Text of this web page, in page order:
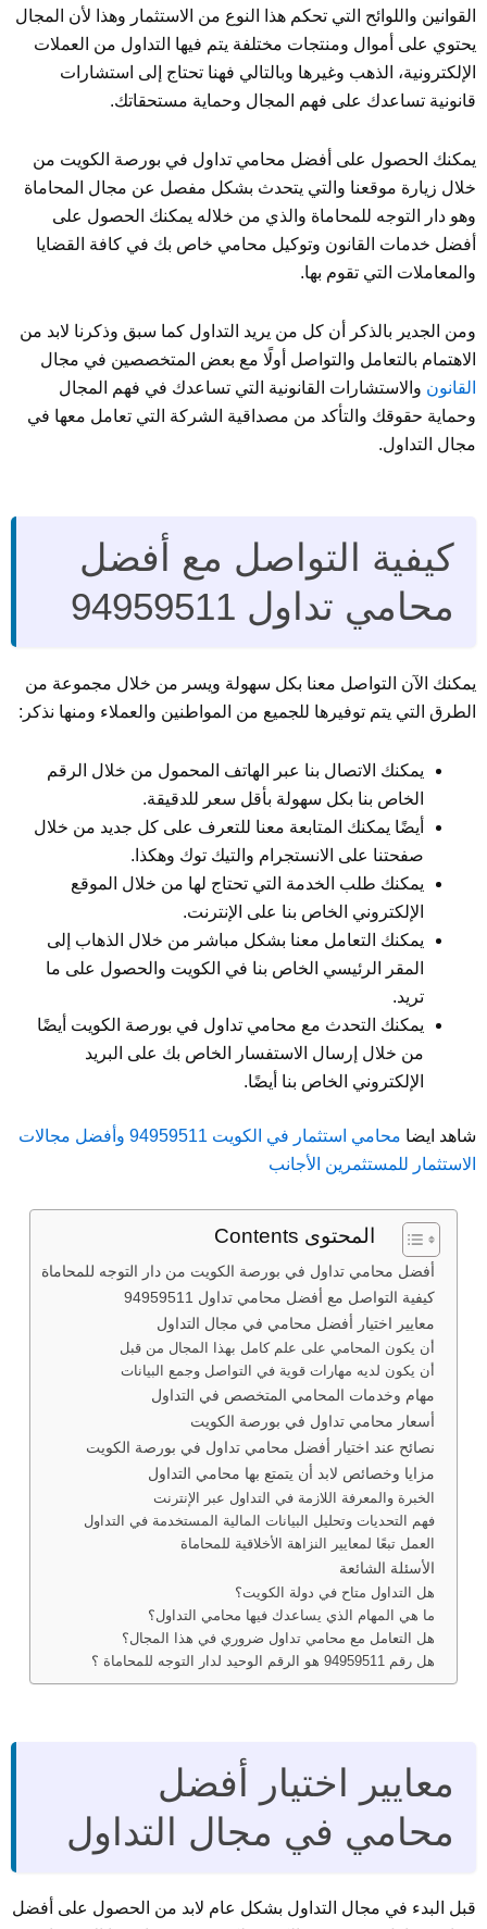
القوانين واللوائح التي تحكم هذا النوع من الاستثمار وهذا لأن المجال
يحتوي على أموال ومنتجات مختلفة يتم فيها التداول من العملات
الإلكترونية، الذهب وغيرها وبالتالي فهنا تحتاج إلى استشارات
قانونية تساعدك على فهم المجال وحماية مستحقاتك.
يمكنك الحصول على أفضل محامي تداول في بورصة الكويت من
خلال زيارة موقعنا والتي يتحدث بشكل مفصل عن مجال المحاماة
وهو دار التوجه للمحاماة والذي من خلاله يمكنك الحصول على
أفضل خدمات القانون وتوكيل محامي خاص بك في كافة القضايا
والمعاملات التي تقوم بها.
ومن الجدير بالذكر أن كل من يريد التداول كما سبق وذكرنا لابد من
الاهتمام بالتعامل والتواصل أولًا مع بعض المتخصصين في مجال
القانون والاستشارات القانونية التي تساعدك في فهم المجال
وحماية حقوقك والتأكد من مصداقية الشركة التي تعامل معها في
مجال التداول.
كيفية التواصل مع أفضل
محامي تداول 94959511
يمكنك الآن التواصل معنا بكل سهولة ويسر من خلال مجموعة من
الطرق التي يتم توفيرها للجميع من المواطنين والعملاء ومنها نذكر:
يمكنك الاتصال بنا عبر الهاتف المحمول من خلال الرقم
الخاص بنا بكل سهولة بأقل سعر للدقيقة.
أيضًا يمكنك المتابعة معنا للتعرف على كل جديد من خلال
صفحتنا على الانستجرام والتيك توك وهكذا.
يمكنك طلب الخدمة التي تحتاج لها من خلال الموقع
الإلكتروني الخاص بنا على الإنترنت.
يمكنك التعامل معنا بشكل مباشر من خلال الذهاب إلى
المقر الرئيسي الخاص بنا في الكويت والحصول على ما
تريد.
يمكنك التحدث مع محامي تداول في بورصة الكويت أيضًا
من خلال إرسال الاستفسار الخاص بك على البريد
الإلكتروني الخاص بنا أيضًا.
شاهد ايضا
محامي استثمار في الكويت 94959511 وأفضل مجالات
الاستثمار للمستثمرين الأجانب
المحتوى Contents
أفضل محامي تداول في بورصة الكويت من دار التوجه للمحاماة
كيفية التواصل مع أفضل محامي تداول 94959511
معايير اختيار أفضل محامي في مجال التداول
أن يكون المحامي على علم كامل بهذا المجال من قبل
أن يكون لديه مهارات قوية في التواصل وجمع البيانات
مهام وخدمات المحامي المتخصص في التداول
أسعار محامي تداول في بورصة الكويت
نصائح عند اختيار أفضل محامي تداول في بورصة الكويت
مزايا وخصائص لابد أن يتمتع بها محامي التداول
الخبرة والمعرفة اللازمة في التداول عبر الإنترنت
فهم التحديات وتحليل البيانات المالية المستخدمة في التداول
العمل تبعًا لمعايير النزاهة الأخلاقية للمحاماة
الأسئلة الشائعة
هل التداول متاح في دولة الكويت؟
ما هي المهام الذي يساعدك فيها محامي التداول؟
هل التعامل مع محامي تداول ضروري في هذا المجال؟
هل رقم 94959511 هو الرقم الوحيد لدار التوجه للمحاماة ؟
معايير اختيار أفضل
محامي في مجال التداول
قبل البدء في مجال التداول بشكل عام لابد من الحصول على أفضل